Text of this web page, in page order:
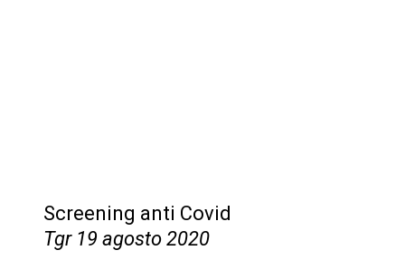
Screening anti Covid
Tgr 19 agosto 2020